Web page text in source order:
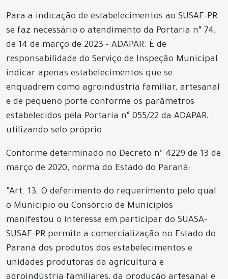
Para a indicação de estabelecimentos ao SUSAF-PR
se faz necessário o atendimento da Portaria n° 74,
de 14 de março de 2023 - ADAPAR. É de
responsabilidade do Serviço de Inspeção Municipal
indicar apenas estabelecimentos que se
enquadrem como agroindústria familiar, artesanal
e de pequeno porte conforme os parâmetros
estabelecidos pela Portaria n° 055/22 da ADAPAR,
utilizando selo próprio.
Conforme determinado no Decreto nº 4229 de 13 de
março de 2020, norma do Estado do Paraná:
“Art. 13. O deferimento do requerimento pelo qual
o Município ou Consórcio de Municípios
manifestou o interesse em participar do SUASA-
SUSAF-PR permite a comercialização no Estado do
Paraná dos produtos dos estabelecimentos e
unidades produtoras da agricultura e